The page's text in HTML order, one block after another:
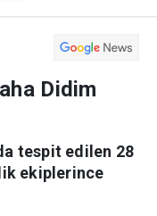
Didim
tespit edilen 28
ekiplerince